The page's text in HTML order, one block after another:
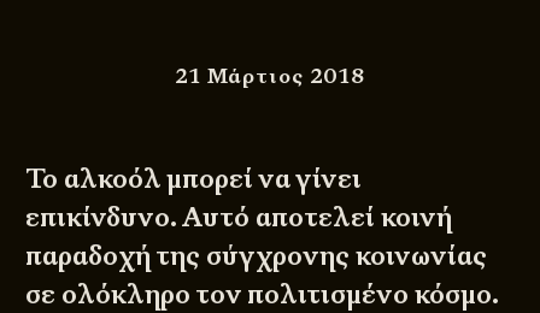
21 Μάρτιος 2018
Το αλκοόλ μπορεί να γίνει
επικίνδυνο. Αυτό αποτελεί κοινή
παραδοχή της σύγχρονης κοινωνίας
σε ολόκληρο τον πολιτισμένο κόσμο.